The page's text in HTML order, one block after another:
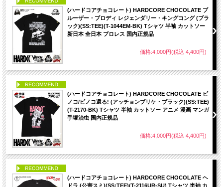
(ハードコアチョコレート) HARDCORE CHOCOLATE ブ
ルーザー・ブロディ レジェンダリー・キングコング (ブラ
ック)(SS:TEE)(T-1044EM-BK) Tシャツ 半袖 カットソー
新日本 全日本 プロレス 国内正規品
価格:4,000円(税込 4,400円)
(ハードコアチョコレート) HARDCORE CHOCOLATE ピ
ノコ/ピノコ還る! (アッチョンブリケ・ブラック)(SS:TEE)
(T-2170-BK) Tシャツ 半袖 カットソー アニメ 漫画 マンガ
手塚治虫 国内正規品
価格:4,000円(税込 4,400円)
(ハードコアチョコレート) HARDCORE CHOCOLATE ヘ
ドラ (公害スミ)(SS:TEE)(T-2116UR-SU) Tシャツ 半袖 カ